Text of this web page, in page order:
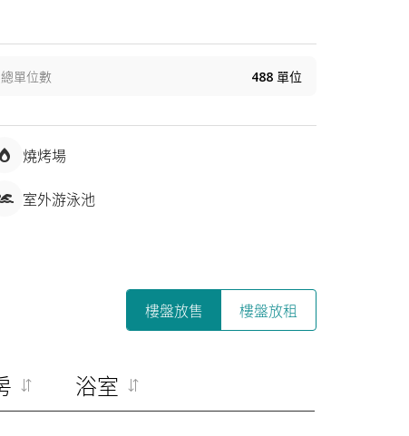
總單位數 488 單位
燒烤場
室外游泳池
樓盤放售 樓盤放租
浴室